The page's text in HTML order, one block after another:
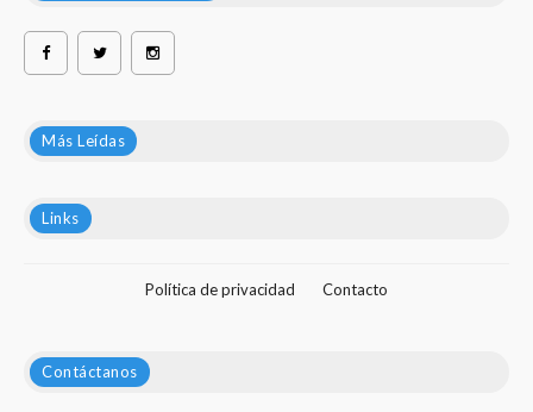
Más Leídas
Links
Política de privacidad Contacto
Contáctanos